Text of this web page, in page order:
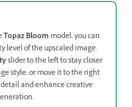
Topaz Bloom model, you can
level of the upscaled image.
slider to the left to stay closer
style, or move it to the right
and enhance creative